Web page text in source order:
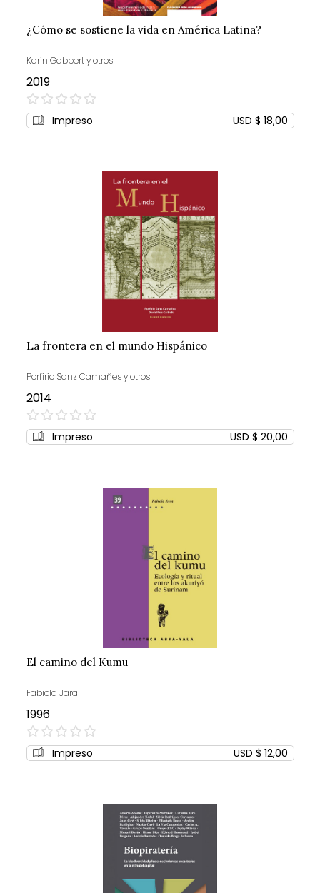
¿Cómo se sostiene la vida en América Latina?
Karin Gabbert y otros
2019
0%
Impreso USD $ 18,00
La frontera en el mundo Hispánico
Porfirio Sanz Camañes y otros
2014
0%
Impreso USD $ 20,00
El camino del Kumu
Fabiola Jara
1996
0%
Impreso USD $ 12,00